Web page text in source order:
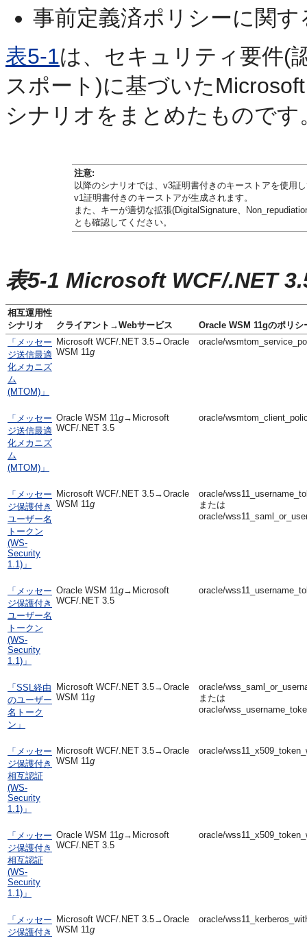
事前定義済ポリシーに関す
表5-1は、セキュリティ要件(
スポート)に基づいた
シナリオをまとめたものです
注意:
以降のシナリオでは、v3証明書付きのキーストアを使用
v1証明書付きのキーストアが生成されます。
また、キーが適切な拡張(DigitalSignature、
とも確認してください。
表5-1 Microsoft WCF/.NET
相互運用性
シナリオ
クライアント→Webサービス
Oracle WSM 11gのポリシ
「メッセー
ジ送信最適
化メカニズ
ム
(MTOM)」
Microsoft WCF/.NET 3.5→Oracle
WSM 11g
oracle/
「メッセー
ジ送信最適
化メカニズ
ム
(MTOM)」
Oracle WSM 11g→Microsoft
WCF/.NET 3.5
oracle/
「メッセー
ジ保護付き
ユーザー名
トークン
(WS-
Security
1.1)」
Microsoft WCF/.NET 3.5→Oracle
WSM 11g
oracle/
または
oracle/
「メッセー
ジ保護付き
ユーザー名
トークン
(WS-
Security
1.1)」
Oracle WSM 11g→Microsoft
WCF/.NET 3.5
oracle/
「SSL経由
のユーザー
名トーク
ン」
Microsoft WCF/.NET 3.5→Oracle
WSM 11g
oracle/
または
oracle/
「メッセー
ジ保護付き
相互認証
(WS-
Security
1.1)」
Microsoft WCF/.NET 3.5→Oracle
WSM 11g
oracle/
「メッセー
ジ保護付き
相互認証
(WS-
Security
1.1)」
Oracle WSM 11g→Microsoft
WCF/.NET 3.5
oracle/
「メッセー
ジ保護付き
Microsoft WCF/.NET 3.5→Oracle
WSM 11g
oracle/